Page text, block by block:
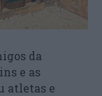
da
e as
atletas e